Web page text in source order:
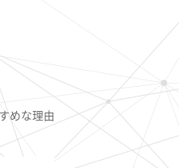
めな理由